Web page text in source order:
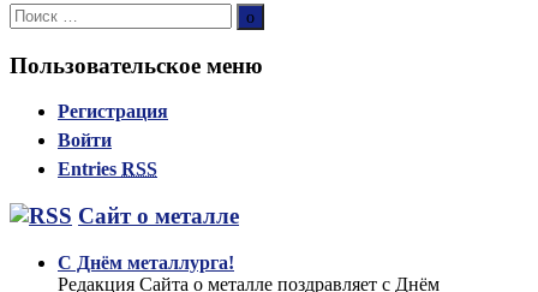
Поиск:
Поиск
Пользовательское меню
Регистрация
Войти
Entries RSS
Сайт о металле
С Днём металлурга!
Редакция Сайта о металле поздравляет с Днём